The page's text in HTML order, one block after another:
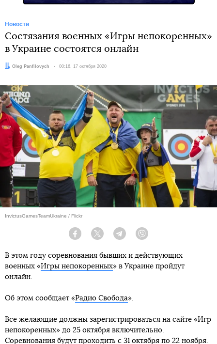
Новости
Состязания военных «Игры непокоренных»
в Украине состоятся онлайн
Автор:
Oleg Panfilovych Дата:
00:16, 17 октября 2020
InvictusGamesTeamUkraine / Flickr
Facebook Twitter Telegram
В этом году соревнования бывших и действующих
военных «Игры непокоренных» в Украине пройдут
онлайн.
Об этом сообщает «Радио Свобода».
Все желающие должны зарегистрироваться на сайте «Игр
непокоренных» до 25 октября включительно.
Соревнования будут проходить с 31 октября по 22 ноября.